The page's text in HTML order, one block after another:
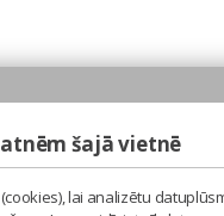
šajā vietnē
lai analizētu